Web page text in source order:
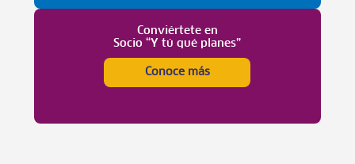
Conviértete en
Socio “Y tú qué planes”
Conoce más